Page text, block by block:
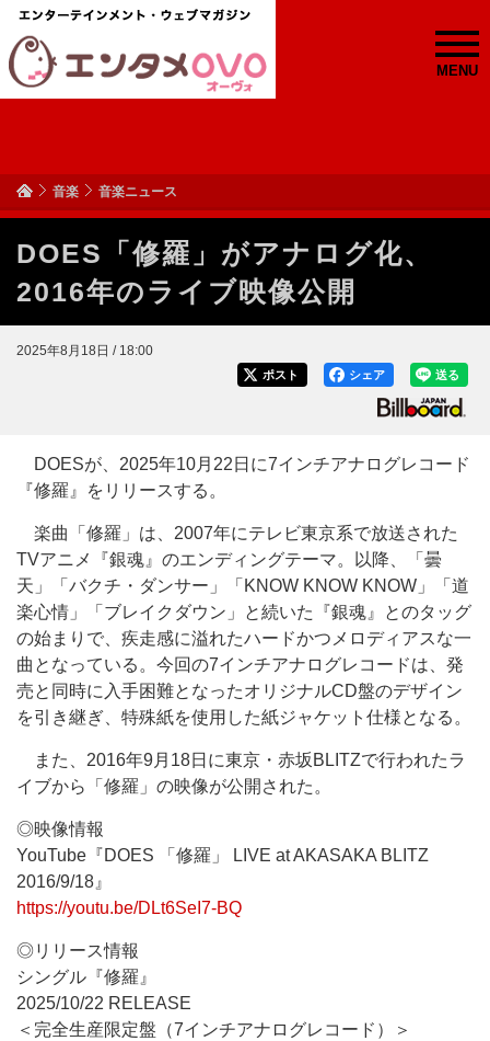
MENU
音楽 音楽ニュース
DOES「修羅」がアナログ化、
2016年のライブ映像公開
2025年8月18日 / 18:00
送る
シェア
ポスト
DOESが、2025年10月22日に7インチアナログレコード
『修羅』をリリースする。
楽曲「修羅」は、2007年にテレビ東京系で放送された
TVアニメ『銀魂』のエンディングテーマ。以降、「曇
天」「バクチ・ダンサー」「KNOW KNOW KNOW」「道
楽心情」「ブレイクダウン」と続いた『銀魂』とのタッグ
の始まりで、疾走感に溢れたハードかつメロディアスな一
曲となっている。今回の7インチアナログレコードは、発
売と同時に入手困難となったオリジナルCD盤のデザイン
を引き継ぎ、特殊紙を使用した紙ジャケット仕様となる。
また、2016年9月18日に東京・赤坂BLITZで行われたラ
イブから「修羅」の映像が公開された。
◎映像情報
YouTube『DOES 「修羅」 LIVE at AKASAKA BLITZ
2016/9/18』
https://youtu.be/DLt6SeI7-BQ
◎リリース情報
シングル『修羅』
2025/10/22 RELEASE
＜完全生産限定盤（7インチアナログレコード）＞